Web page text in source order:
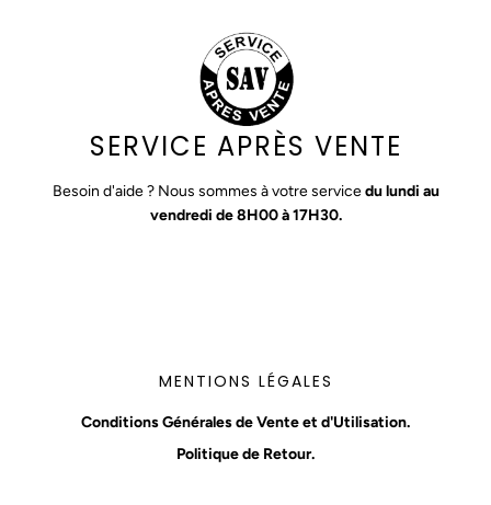
SERVICE APRÈS VENTE
Besoin d'aide ? Nous sommes à votre servicedu lundi au
vendredi de 8H00 à 17H30.
MENTIONS LÉGALES
Conditions Générales de Vente et d'Utilisation.
Politique de Retour.